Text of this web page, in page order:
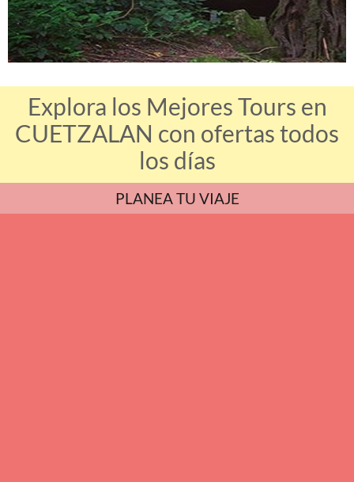
Explora los Mejores Tours en
CUETZALAN con ofertas todos
los días
PLANEA TU VIAJE